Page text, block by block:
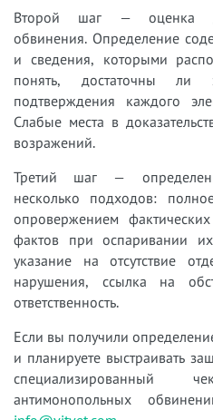
Второй шаг — оценка
обвинения. Определение
и сведения, которыми
понять, достаточны ли
подтверждения каждого
Слабые места в
возражений.
Третий шаг —
несколько подходов:
опровержением
фактов при оспаривании
указание на отсутствие
нарушения, ссылка на
ответственность.
Если вы получили
и планируете выстраивать
специализированный
антимонопольных